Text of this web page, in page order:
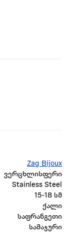
Zag Bijoux
ვერცხლისფერი
Stainless Steel
15-18 სმ
ქალი
საფრანგეთი
სამაჯური